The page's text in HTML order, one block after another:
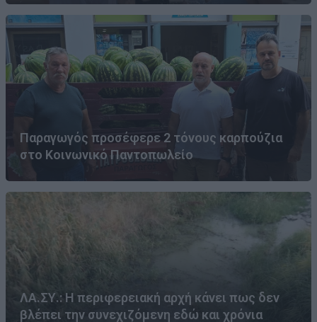
Παραγωγός προσέφερε 2 τόνους καρπούζια
στο Κοινωνικό Παντοπωλείο
ΛΑ.ΣΥ.: Η περιφερειακή αρχή κάνει πως δεν
βλέπει την συνεχιζόμενη εδώ και χρόνια